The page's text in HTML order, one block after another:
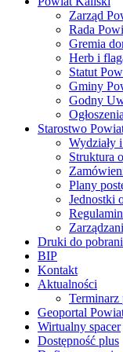
Zarząd
Rada
Gremia
Herb i
Statut
Gminy
Godny
Ogłoszenia
Starostwo
Wydziały
Struktura
Plany
Jednostki
Druki do
BIP
Kontakt
Aktualności
Geoportal
Wirtualny spacer
Dostępność plus